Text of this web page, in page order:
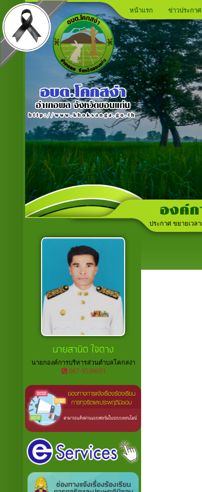
หน้าแรก ข่าวประกาศ
ลานกีฬาภายในพื้น
เวทีประชาคม ประ
อาสาสมัครท้องถิ่น
ประกาศ ขยายเวล
ประกาศ คุณสมบัติแ
นายสานิต ใจตาง
นายกองค์การบริหารส่วนตำบลโคกสง่า
087-9536693